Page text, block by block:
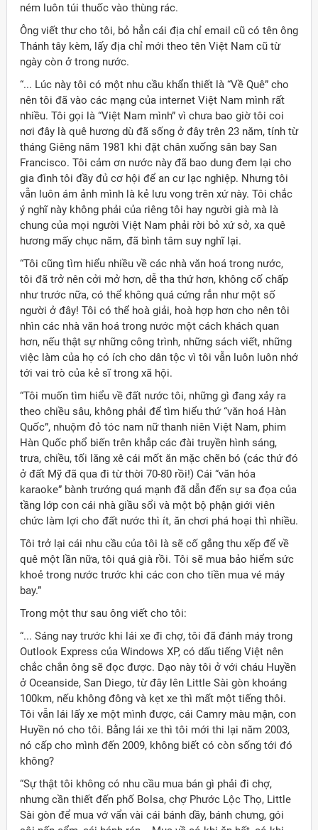
ném luôn túi thuốc vào thùng rác.
Ông viết thư cho tôi, bỏ hẳn cái địa chỉ email cũ có tên ông
Thánh tây kèm, lấy địa chỉ mới theo tên Việt Nam cũ từ
ngày còn ở trong nước.
“... Lúc này tôi có một nhu cầu khẩn thiết là “Về Quê” cho
nên tôi đã vào các mạng của internet Việt Nam mình rất
nhiều. Tôi gọi là “Việt Nam mình” vì chưa bao giờ tôi coi
nơi đây là quê hương dù đã sống ở đây trên 23 năm, tính từ
tháng Giêng năm 1981 khi đặt chân xuống sân bay San
Francisco. Tôi cảm ơn nước này đã bao dung đem lại cho
gia đình tôi đầy đủ cơ hội để an cư lạc nghiệp. Nhưng tôi
vẫn luôn ám ảnh mình là kẻ lưu vong trên xứ này. Tôi chắc
ý nghĩ này không phải của riêng tôi hay người già mà là
chung của mọi người Việt Nam phải rời bỏ xứ sở, xa quê
hương mấy chục năm, đã bình tâm suy nghĩ lại.
“Tôi cũng tìm hiểu nhiều về các nhà văn hoá trong nước,
tôi đã trở nên cởi mở hơn, dễ tha thứ hơn, không cố chấp
như trước nữa, có thể không quá cứng rắn như một số
người ở đây! Tôi có thể hoà giải, hoà hợp hơn cho nên tôi
nhìn các nhà văn hoá trong nước một cách khách quan
hơn, nếu thật sự những công trình, những sách viết, những
việc làm của họ có ích cho dân tộc vì tôi vẫn luôn luôn nhớ
tới vai trò của kẻ sĩ trong xã hội.
“Tôi muốn tìm hiểu về đất nước tôi, những gì đang xảy ra
theo chiều sâu, không phải để tìm hiểu thứ “văn hoá Hàn
Quốc”, nhuộm đỏ tóc nam nữ thanh niên Việt Nam, phim
Hàn Quốc phổ biến trên khắp các đài truyền hình sáng,
trưa, chiều, tối lăng xê cái mốt ăn mặc chẽn bó (các thứ đó
ở đất Mỹ đã qua đi từ thời 70-80 rồi!) Cái “văn hóa
karaoke” bành trướng quá mạnh đã dẫn đến sự sa đọa của
tầng lớp con cái nhà giầu sổi và một bộ phận giới viên
chức làm lợi cho đất nước thì ít, ăn chơi phá hoại thì nhiều.
Tôi trở lại cái nhu cầu của tôi là sẽ cố gắng thu xếp để về
quê một lần nữa, tôi quá già rồi. Tôi sẽ mua bảo hiểm sức
khoẻ trong nước trước khi các con cho tiền mua vé máy
bay.”
Trong một thư sau ông viết cho tôi:
“... Sáng nay trước khi lái xe đi chợ, tôi đã đánh máy trong
Outlook Express của Windows XP, có dấu tiếng Việt nên
chắc chắn ông sẽ đọc được. Dạo này tôi ở với cháu Huyền
ở Oceanside, San Diego, từ đây lên Little Sài gòn khoáng
100km, nếu không đông và kẹt xe thì mất một tiếng thôi.
Tôi vẫn lái lấy xe một mình được, cái Camry màu mận, con
Huyền nó cho tôi. Bằng lái xe thì tôi mới thi lại năm 2003,
nó cấp cho mình đến 2009, không biết có còn sống tới đó
không?
“Sự thật tôi không có nhu cầu mua bán gì phải đi chợ,
nhưng cần thiết đến phố Bolsa, chợ Phước Lộc Thọ, Little
Sài gòn để mua vớ vẩn vài cái bánh dầy, bánh chưng, gói